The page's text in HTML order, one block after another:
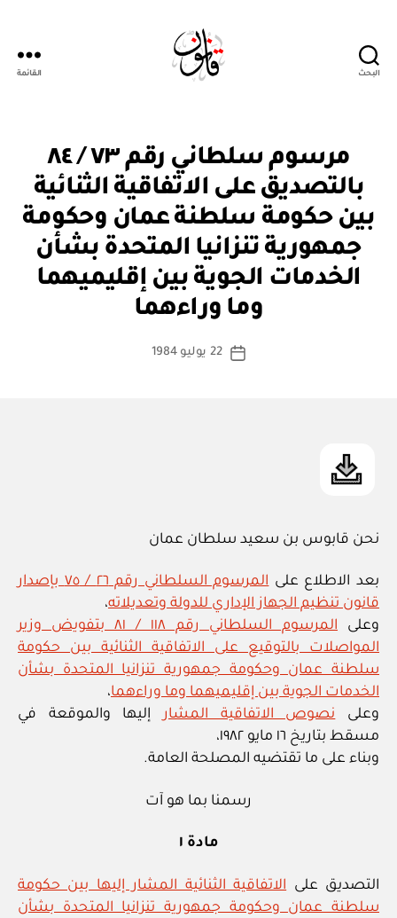
البحث القائمة
التصنيفات
مرسوم سلطاني رقم ٧٣ / ٨٤
بالتصديق على الاتفاقية الثنائية
بين حكومة سلطنة عمان وحكومة
جمهورية تنزانيا المتحدة بشأن
الخدمات الجوية بين إقليميهما
وما وراءهما
كاتب
بو
س
ة
تاريخ
22 يوليو 1984
نحن قابوس بن سعيد سلطان عمان
بعد الاطلاع على
المرسوم السلطاني رقم ٢٦ / ٧٥ بإصدار
قانون تنظيم الجهاز الإداري للدولة وتعديلاته،
وعلى
المرسوم السلطاني رقم ١١٨ / ٨١ بتفويض وزير
المواصلات بالتوقيع على الاتفاقية الثنائية بين حكومة
سلطنة عمان وحكومة جمهورية تنزانيا المتحدة بشأن
الخدمات الجوية بين إقليميهما وما وراءهما،
وعلىنصوص الاتفاقية المشار
إليها والموقعة في
مسقط بتاريخ ١٦ مايو ١٩٨٢،
وبناء على ما تقتضيه المصلحة العامة.
رسمنا بما هو آت
مادة ١
التصديق على الاتفاقية الثنائية المشار إليها بين حكومة
سلطنة عمان وحكومة جمهورية تنزانيا المتحدة بشأن